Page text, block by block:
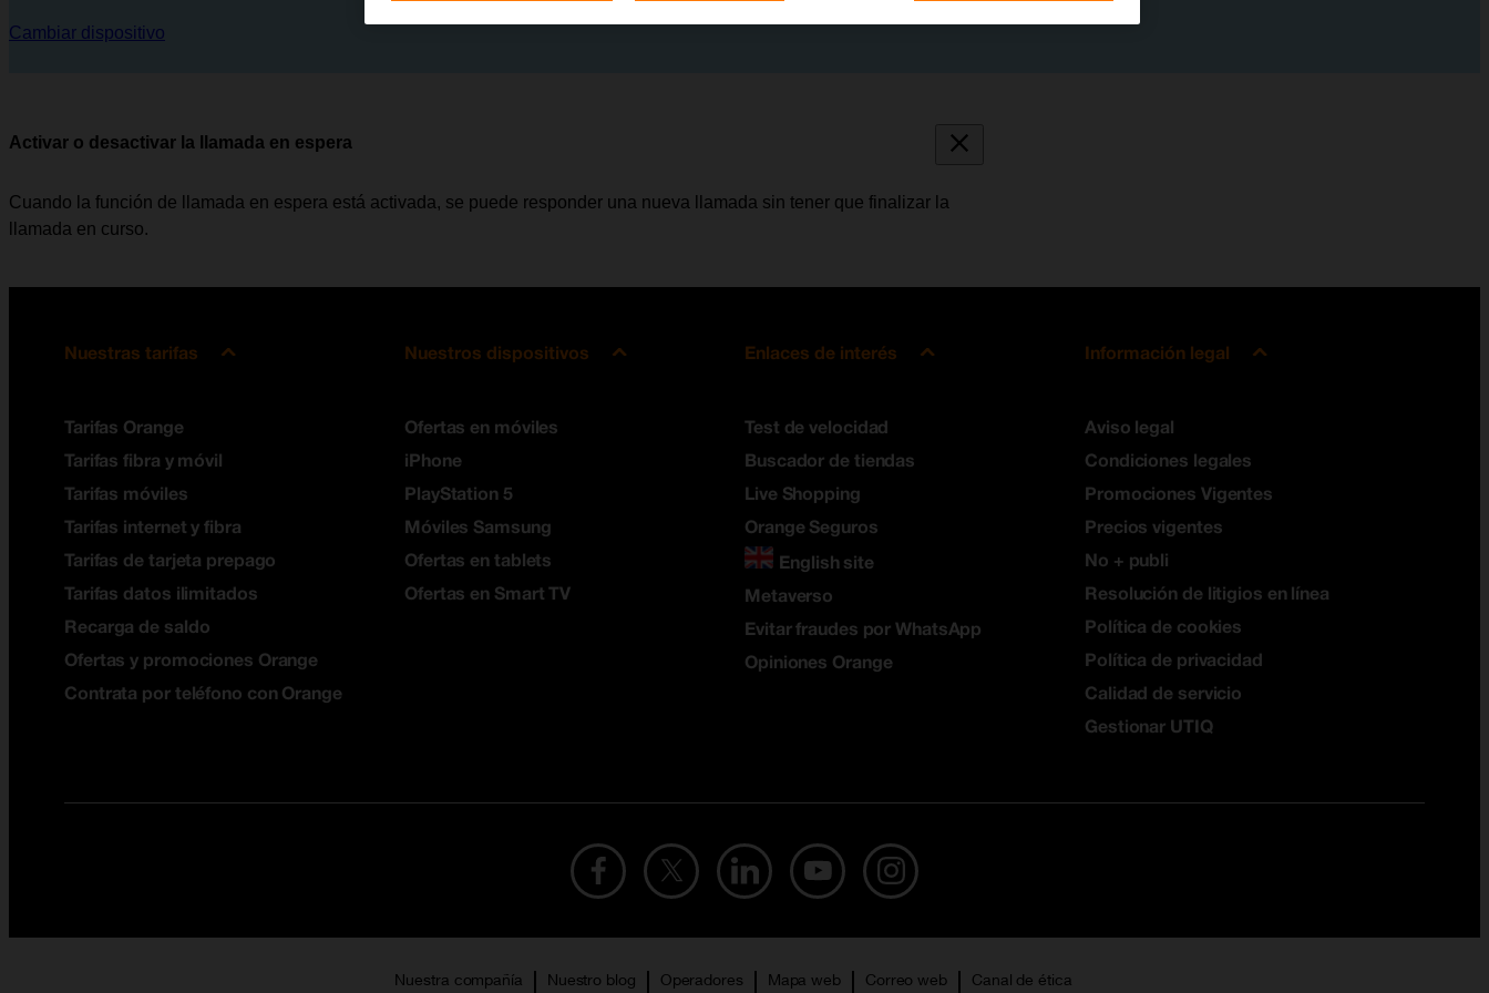
Cambiar dispositivo
Activar o desactivar la llamada en espera
Cuando la función de llamada en espera está activada, se puede responder una nueva llamada sin tener que finalizar la
llamada en curso.
Nuestras tarifas
Tarifas Orange
Tarifas fibra y móvil
Tarifas móviles
Tarifas internet y fibra
Tarifas de tarjeta prepago
Tarifas datos ilimitados
Recarga de saldo
Ofertas y promociones Orange
Contrata por teléfono con Orange
Nuestros dispositivos
Ofertas en móviles
iPhone
PlayStation 5
Móviles Samsung
Ofertas en tablets
Ofertas en Smart TV
Enlaces de interés
Test de velocidad
Buscador de tiendas
Live Shopping
Orange Seguros
English site
Metaverso
Evitar fraudes por WhatsApp
Opiniones Orange
Información legal
Aviso legal
Condiciones legales
Promociones Vigentes
Precios vigentes
No + publi
Resolución de litigios en línea
Política de cookies
Política de privacidad
Calidad de servicio
Gestionar UTIQ
Nuestra compañía Nuestro blog Operadores Mapa web Correo web Canal de ética